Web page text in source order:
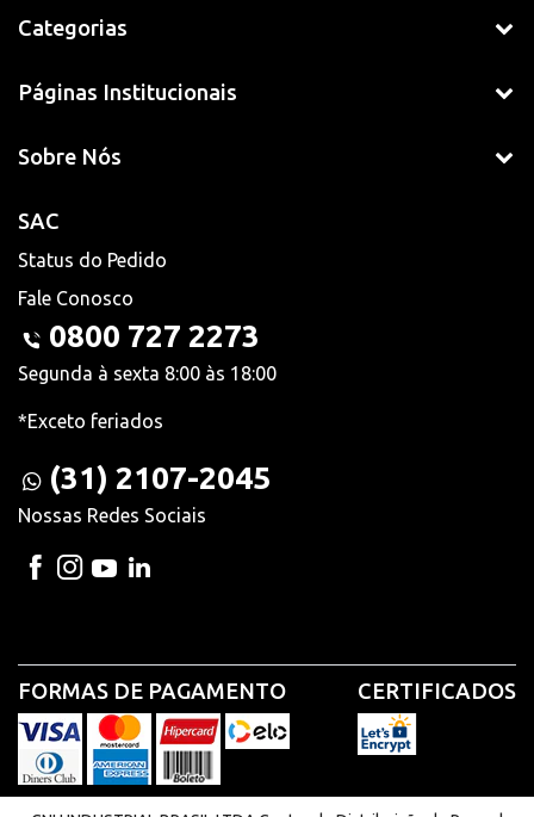
Categorias
Páginas Institucionais
Sobre Nós
SAC
Status do Pedido
Fale Conosco
0800 727 2273
Segunda à sexta 8:00 às 18:00
*Exceto feriados
(31) 2107-2045
Nossas Redes Sociais
FORMAS DE PAGAMENTO CERTIFICADOS